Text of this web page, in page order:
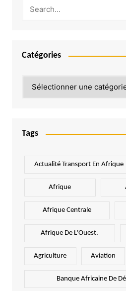
Catégories
Tags
Actualité Transport En Afrique
Afrique
Afrique Centrale
Afrique De L'Ouest.
Agriculture Aviation
Banque Africaine De